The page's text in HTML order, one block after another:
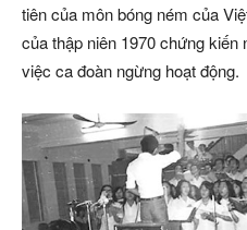
tiên của môn bóng ném của
của thập niên 1970 chứng kiến
việc ca đoàn ngừng hoạt động.